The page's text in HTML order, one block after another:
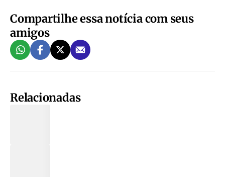
Compartilhe essa notícia com seus
amigos
Relacionadas